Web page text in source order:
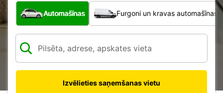
Kāda veida transportlīdzeklis?
Automašīnas Furgoni un kravas automašīnas
Izvēlieties saņemšanas vietu